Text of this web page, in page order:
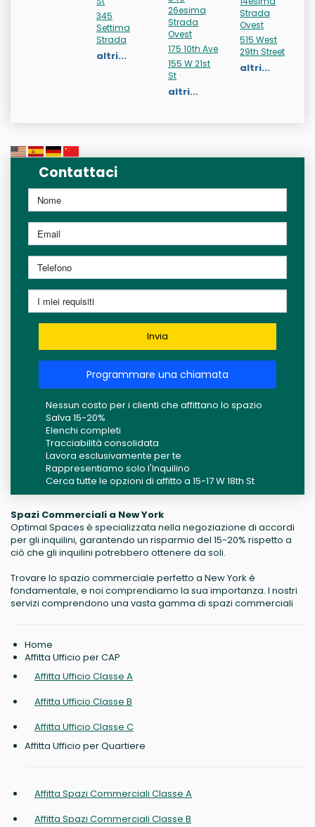
345
Settima
Strada
altri...
26esima
Strada
Ovest
175 10th Ave
155 W 21st
St
altri...
Strada
Ovest
515 West
29th Street
altri...
Contattaci
Invia
Programmare una chiamata
Nessun costo per i clienti che affittano lo spazio
Salva 15-20%
Elenchi completi
Tracciabilità consolidata
Lavora esclusivamente per te
Rappresentiamo solo l'Inquilino
Cerca tutte le opzioni di affitto a 15-17 W 18th St
Spazi Commerciali a New York
Optimal Spaces è specializzata nella negoziazione di accordi
per gli inquilini, garantendo un risparmio del 15-20% rispetto a
ciò che gli inquilini potrebbero ottenere da soli.
Trovare lo spazio commerciale perfetto a New York è
fondamentale, e noi comprendiamo la sua importanza. I nostri
servizi comprendono una vasta gamma di spazi commerciali
Home
Affitta Ufficio per CAP
Affitta Ufficio Classe A
Affitta Ufficio Classe B
Affitta Ufficio Classe C
Affitta Ufficio per Quartiere
Affitta Spazi Commerciali Classe A
Affitta Spazi Commerciali Classe B